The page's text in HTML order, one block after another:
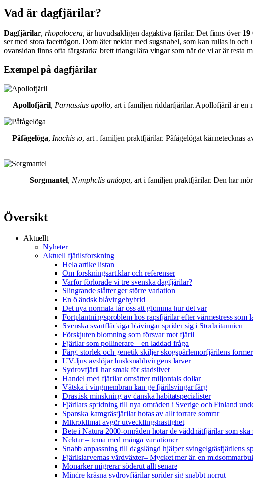
Vad är dagfjärilar?
Dagfjärilar, rhopalocera, är huvudsakligen dagaktiva fjärilar. Det finns över 19
ser med stora facettögon. Dom äter nektar med sugsnabel, som kan rullas in
ovansidan finns ofta färgstarka brett triangulära vingar som när de vilar är resta
Exempel på dagfjärilar
Apollofjäril, Parnassius apollo, art i familjen riddarfjärilar. Apollofjäril är en
Påfågelöga, Inachis io, art i familjen praktfjärilar. Påfågelögat kännetecknas
Sorgmantel, Nymphalis antiopa, art i familjen praktfjärilar. Den har
Översikt
Aktuellt
Nyheter
Aktuell fjärilsforskning
Hela artikellistan
Om forskningsartiklar och referenser
Varför förlorade vi tre svenska dagfjärilar?
Slingrande slåtter ger större variation
En öländsk blåvingehybrid
Det nya normala får oss att glömma hur det var
Fortplantningsproblem hos rapsfjärilar efter värmestress som
Svenska svartfläckiga blåvingar sprider sig i Storbritannien
Förskjuten blomning som försvar mot fjäril
Fjärilar som pollinerare – en laddad fråga
Färg, storlek och genetik skiljer skogspärlemorfjärilens former
UV-ljus avslöjar busksnabbvingens larver
Sydrovfjäril har smak för stadslivet
Handel med fjärilar omsätter miljontals dollar
Vätska i vingmembran kan ge fjärilsvingar färg
Drastisk minskning av danska habitatspecialister
Fjärilars spridning till nya områden i Sverige och Finland
Spanska kamgräsfjärilar hotas av allt torrare somrar
Mikroklimat avgör utvecklingshastighet
Bete i Natura 2000-områden hotar de väddnätfjärilar som ska
Nektar – tema med många variationer
Snabb anpassning till dagslängd hjälper svingelgräsfjärilens
Fjärilslarvernas värdväxter– Mycket mer än en
Monarker migrerar söderut allt senare
Mindre kräsna sydrovfjärilar sprider sig snabbt norrut